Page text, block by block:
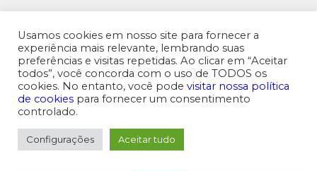
MENU SUPERIOR
Usamos cookies em nosso site para fornecer a
experiência mais relevante, lembrando suas
preferências e visitas repetidas. Ao clicar em “Aceitar
todos”, você concorda com o uso de TODOS os
cookies. No entanto, você pode visitar nossa política
de cookies para fornecer um consentimento
controlado.
Configurações Aceitar tudo